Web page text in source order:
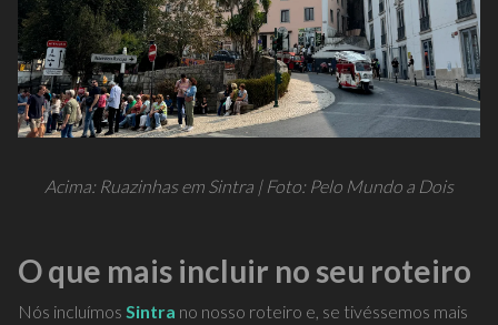
Acima: Ruazinhas em Sintra | Foto: Pelo Mundo a Dois
O que mais incluir no seu roteiro
Nós incluímos Sintra no nosso roteiro e, se tivéssemos mais